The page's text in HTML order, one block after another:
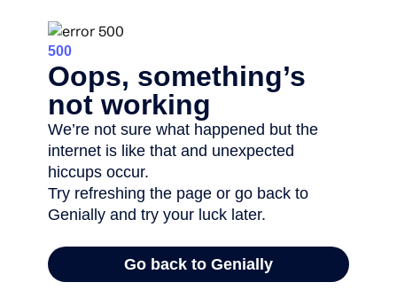
invernadero que opera la PUCP en la Reserva Nacional
Tambopata en Madre de Dios desde el 2012. PuntoEdu.